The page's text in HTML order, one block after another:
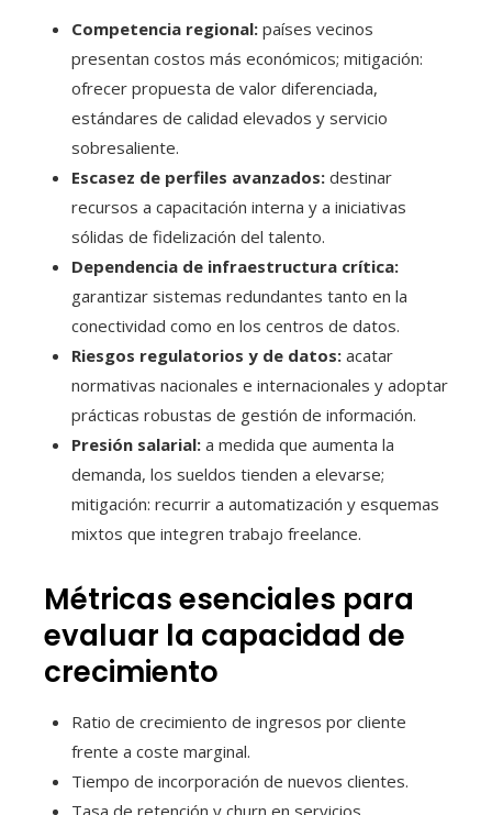
Competencia regional: países vecinos
presentan costos más económicos; mitigación:
ofrecer propuesta de valor diferenciada,
estándares de calidad elevados y servicio
sobresaliente.
Escasez de perfiles avanzados: destinar
recursos a capacitación interna y a iniciativas
sólidas de fidelización del talento.
Dependencia de infraestructura crítica:
garantizar sistemas redundantes tanto en la
conectividad como en los centros de datos.
Riesgos regulatorios y de datos: acatar
normativas nacionales e internacionales y adoptar
prácticas robustas de gestión de información.
Presión salarial: a medida que aumenta la
demanda, los sueldos tienden a elevarse;
mitigación: recurrir a automatización y esquemas
mixtos que integren trabajo freelance.
Métricas esenciales para
evaluar la capacidad de
crecimiento
Ratio de crecimiento de ingresos por cliente
frente a coste marginal.
Tiempo de incorporación de nuevos clientes.
Tasa de retención y churn en servicios